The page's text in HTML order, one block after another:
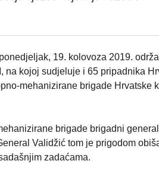
19. kolovoza 2019.
na kojoj sudjeluje i 65 pripadnika
mehanizirane brigade Hrvatske
brigade brigadni
Validžić tom je prigodom
zadaćama.